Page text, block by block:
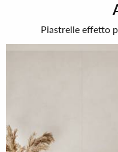
Piastrelle effetto